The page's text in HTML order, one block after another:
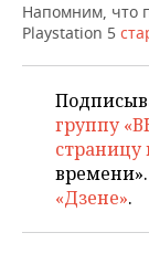
ОПК
ЭНЕРГЕТИКА
УСЛУГИ
МЕДИА
ВЫЕЗДНАЯ
БИЗНЕС-
ONLINE-
ОТКРЫТАЯ
НОВОСТИ
ФУТБОЛ
ХОККЕЙ
БАСКЕТБОЛ
НОВОСТИ
ВЛАСТЬ
ФОТОГАЛЕРЕЯ
СЮЖЕТЫ
СПРАВОЧНИК
Напомним, что
Playstation 5
группу
страницу
«Дзене».